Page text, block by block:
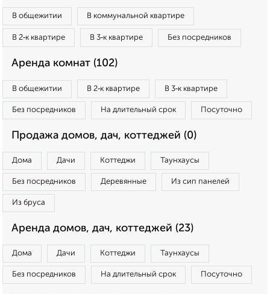
В общежитии В коммунальной квартире
В 2‑к квартире В 3‑к квартире Без посредников
Аренда комнат (102)
В общежитии В 2‑к квартире В 3‑к квартире
Без посредников На длительный срок Посуточно
Продажа домов, дач, коттеджей (0)
Дома Дачи Коттеджи Таунхаусы
Без посредников Деревянные Из сип панелей
Из бруса
Аренда домов, дач, коттеджей (23)
Дома Дачи Коттеджи Таунхаусы
Без посредников На длительный срок Посуточно